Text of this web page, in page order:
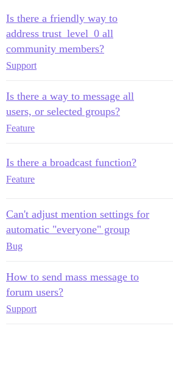
Is there a friendly way to
address trust_level_0 all
community members?
Support
Is there a way to message all
users, or selected groups?
Feature
Is there a broadcast function?
Feature
Can't adjust mention settings for
automatic "everyone" group
Bug
How to send mass message to
forum users?
Support